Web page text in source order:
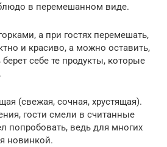
в перемешанном виде.
а при гостях перемешать,
и красиво, а можно оставить,
себе те продукты, которые
(свежая, сочная, хрустящая).
гости смели в считанные
попробовать, ведь для многих
новинкой.